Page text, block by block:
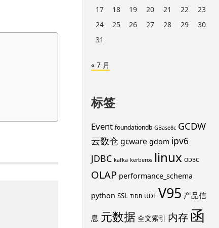
17
18 19 20 21 22
23
24
25 26 27 28 29
30
31
« 7 月
标签
Event foundationdb GBase8c GCDW
云数仓 gcware gdom ipv6
JDBC kafka kerberos linux ODBC
OLAP performance_schema
python SSL TiDB UDF V95 产品信
息 元数据 全文索引 内存函